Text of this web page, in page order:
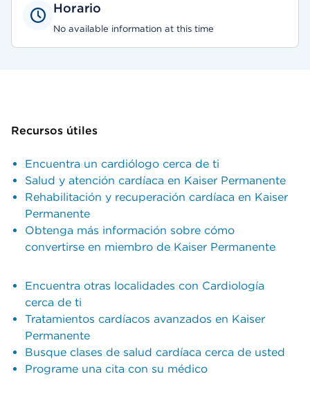
Horario
No available information at this time
Recursos útiles
Encuentra un cardiólogo cerca de ti
Salud y atención cardíaca en Kaiser Permanente
Rehabilitación y recuperación cardíaca en Kaiser
Permanente
Obtenga más información sobre cómo
convertirse en miembro de Kaiser Permanente
Encuentra otras localidades con Cardiología
cerca de ti
Tratamientos cardíacos avanzados en Kaiser
Permanente
Busque clases de salud cardíaca cerca de usted
Programe una cita con su médico